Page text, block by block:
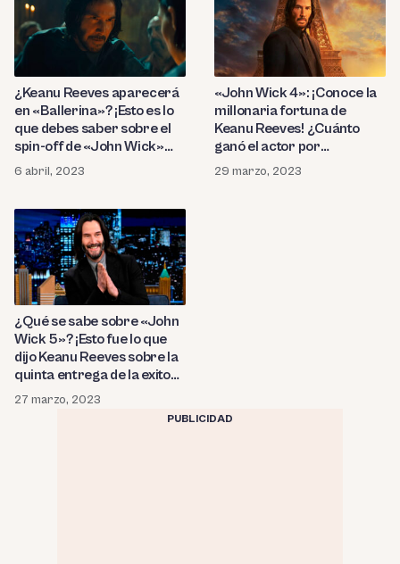
¿Keanu Reeves aparecerá
en «Ballerina»? ¡Esto es lo
que debes saber sobre el
spin-off de «John Wick»
protagonizado por Ana de
Armas!
6 abril, 2023
«John Wick 4»: ¡Conoce la
millonaria fortuna de
Keanu Reeves! ¿Cuánto
ganó el actor por
protagonizar la cuarta
entrega de la famosa saga
29 marzo, 2023
¿Qué se sabe sobre «John
Wick 5»? ¡Esto fue lo que
dijo Keanu Reeves sobre la
quinta entrega de la exitosa
saga de acción!
27 marzo, 2023
PUBLICIDAD